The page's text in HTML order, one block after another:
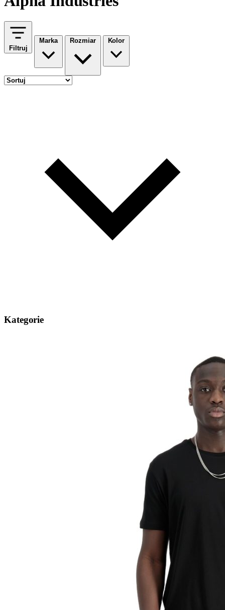
Filtruj
Marka Rozmiar Kolor
Kategorie